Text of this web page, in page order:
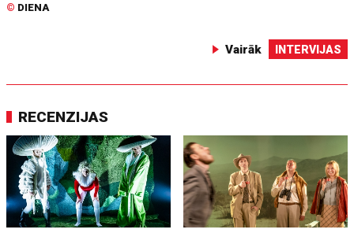
© DIENA
Vairāk INTERVIJAS
RECENZIJAS